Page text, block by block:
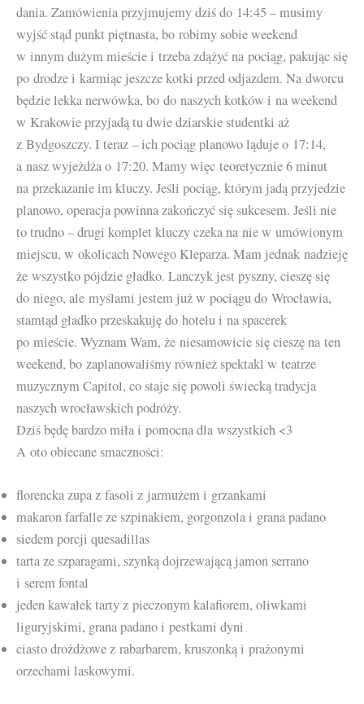
dania. Zamówienia przyjmujemy dziś do 14:45 – musimy
wyjść stąd punkt piętnasta, bo robimy sobie weekend
w innym dużym mieście i trzeba zdążyć na pociąg, pakując się
po drodze i karmiąc jeszcze kotki przed odjazdem. Na dworcu
będzie lekka nerwówka, bo do naszych kotków i na weekend
w Krakowie przyjadą tu dwie dziarskie studentki aż
z Bydgoszczy. I teraz – ich pociąg planowo ląduje o 17:14,
a nasz wyjeżdża o 17:20. Mamy więc teoretycznie 6 minut
na przekazanie im kluczy. Jeśli pociąg, którym jadą przyjedzie
planowo, operacja powinna zakończyć się sukcesem. Jeśli nie
to trudno – drugi komplet kluczy czeka na nie w umówionym
miejscu, w okolicach Nowego Kleparza. Mam jednak nadzieję
że wszystko pójdzie gładko. Lanczyk jest pyszny, cieszę się
do niego, ale myślami jestem już w pociągu do Wrocławia,
stamtąd gładko przeskakuję do hotelu i na spacerek
po mieście. Wyznam Wam, że niesamowicie się cieszę na ten
weekend, bo zaplanowaliśmy również spektakl w teatrze
muzycznym Capitol, co staje się powoli świecką tradycja
naszych wrocławskich podróży.
Dziś będę bardzo miła i pomocna dla wszystkich <3
A oto obiecane smaczności:
florencka zupa z fasoli z jarmużem i grzankami
makaron farfalle ze szpinakiem, gorgonzola i grana padano
siedem porcji quesadillas
tarta ze szparagami, szynką dojrzewającą jamon serrano
i serem fontal
jeden kawałek tarty z pieczonym kalafiorem, oliwkami
liguryjskimi, grana padano i pestkami dyni
ciasto drożdżowe z rabarbarem, kruszonką i prażonymi
orzechami laskowymi.